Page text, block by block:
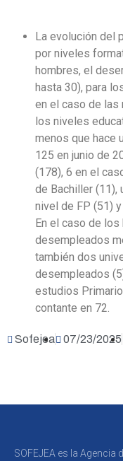
La evolución del
por niveles
hombres, el
hasta 30), para
en el caso de las
los niveles
menos que hace
125 en junio de
(178), 6 en el
de Bachiller (11),
nivel de FP (51)
En el caso de los
desempleados
también dos
desempleados
estudios
contante en 72.
Sofejea 07/23/2025
SOFEJEA es la Agencia